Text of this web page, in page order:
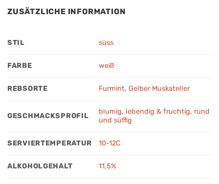
ZUSÄTZLICHE INFORMATION
STIL süss
FARBE weiß
REBSORTE Furmint,Gelber Muskateller
GESCHMACKSPROFIL
blumig, lebendig & fruchtig, rund
und süffig
SERVIERTEMPERATUR 10-12C
ALKOHOLGEHALT 11,5%